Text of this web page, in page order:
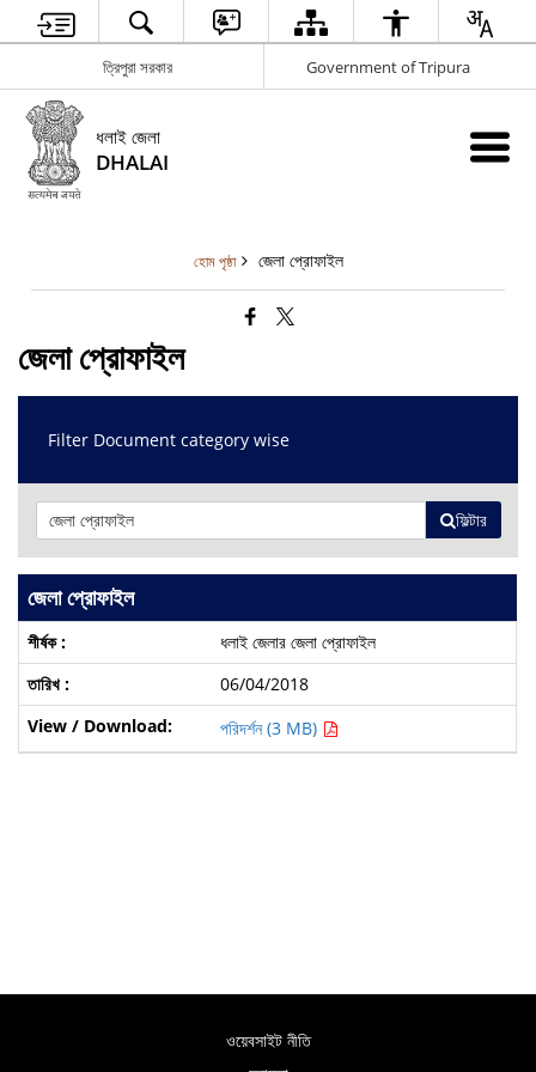
ত্রিপুরা সরকার Government of Tripura
ধলাই জেলা
DHALAI
হোম পৃষ্ঠা জেলা প্রোফাইল
জেলা প্রোফাইল
Filter Document category wise
ফিল্টার
জেলা প্রোফাইল
ধলাই জেলার জেলা প্রোফাইল
06/04/2018
পরিদর্শন (3 MB)
ওয়েবসাইট নীতি